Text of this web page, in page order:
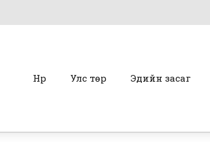
Нүүр Улс төр Эдийн засаг